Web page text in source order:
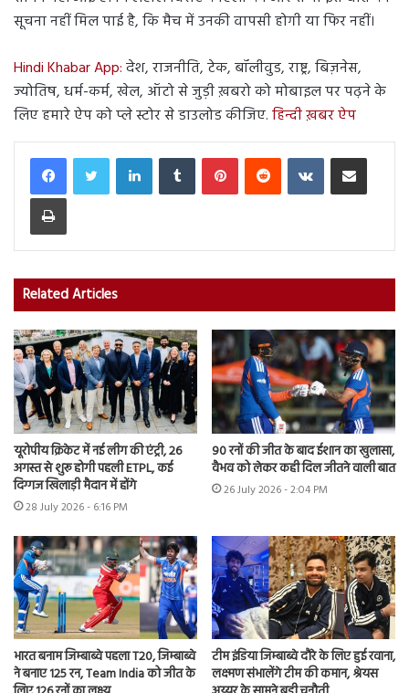
सूचना नहीं मिल पाई है, कि मैच में उनकी वापसी होगी या फिर नहीं।
Hindi Khabar App:देश, राजनीति, टेक, बॉलीवुड, राष्ट्र, बिज़नेस,
ज्योतिष, धर्म-कर्म, खेल, ऑटो से जुड़ी ख़बरो को मोबाइल पर पढ़ने के
लिए हमारे ऐप को प्ले स्टोर से डाउलोड कीजिए.हिन्दी ख़बर ऐप
LinkedInTumblr PinterestReddit VKontakteShare via Email
Print
Related Articles
यूरोपीय क्रिकेट में नई लीग की एंट्री, 26
अगस्त से शुरू होगी पहली ETPL, कई
दिग्गज खिलाड़ी मैदान में होंगे
28 July 2026 - 6:16 PM
90 रनों की जीत के बाद ईशान का खुलासा,
वैभव को लेकर कही दिल जीतने वाली बात
26 July 2026 - 2:04 PM
भारत बनाम जिम्बाब्वे पहला T20, जिम्बाब्वे
ने बनाए 125 रन, Team India को जीत के
टीम इंडिया जिम्बाब्वे दौरे के लिए हुई रवाना,
लक्ष्मण संभालेंगे टीम की कमान, श्रेयस